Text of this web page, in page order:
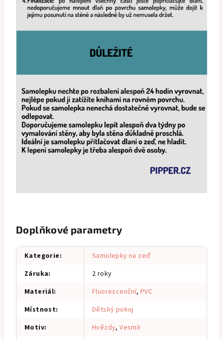
Doplňkové parametry
Kategorie:
Samolepky na zeď
Záruka:
2 roky
Materiál: Fluorescenční,PVC
Místnost:
Dětský pokoj
Motiv: Hvězdy,Vesmír